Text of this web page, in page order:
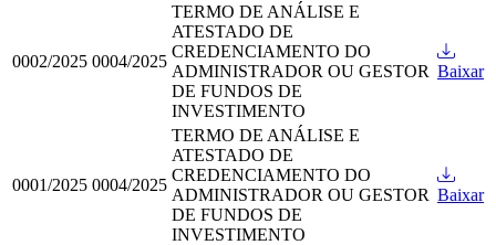
0002/2025 0004/2025
TERMO DE ANÁLISE E
ATESTADO DE
CREDENCIAMENTO DO
ADMINISTRADOR OU GESTOR
DE FUNDOS DE
INVESTIMENTO
Baixar
0001/2025 0004/2025
TERMO DE ANÁLISE E
ATESTADO DE
CREDENCIAMENTO DO
ADMINISTRADOR OU GESTOR
DE FUNDOS DE
INVESTIMENTO
Baixar